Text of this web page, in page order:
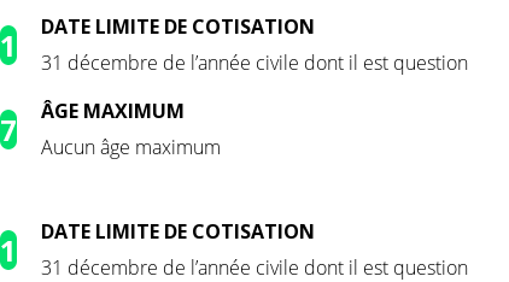
1
DATE LIMITE DE COTISATION
31 décembre de l’année civile dont il est question
7
GE MAXIMUM
Aucun âge maximum
1
DATE LIMITE DE COTISATION
31 décembre de l’année civile dont il est question